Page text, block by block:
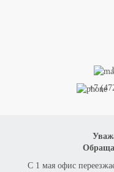
+7
С 1 мая офис